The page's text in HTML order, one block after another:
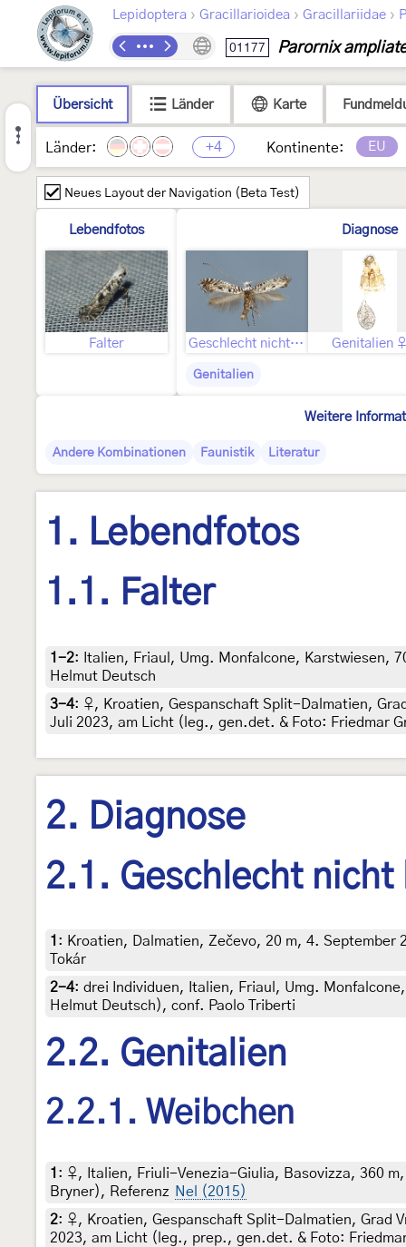
Lepidoptera › Gracillarioidea › Gracillariidae ›
01177 Parornix
Übersicht Länder Karte
Länder: +4 Kontinente: EU
Neues Layout der Navigation (Beta Test)
Lebendfotos
Falter
Diagnose
Geschlecht nicht bestimmt Genitalien ♀
Genitalien
Weitere
Andere Kombinationen Faunistik Literatur
1. Lebendfotos
1.1. Falter
1-2:
Italien, Friaul, Umg. Monfalcone, Karstwiesen,
Helmut Deutsch
3-4: ♀, Kroatien, Gespanschaft Split-Dalmatien,
Juli 2023, am Licht (leg., gen.det. & Foto: Friedmar
2. Diagnose
2.1. Geschlecht nicht
1 : Kroatien, Dalmatien, Zečevo, 20 m, 4.
Tokár
2-4: drei Individuen, Italien, Friaul, Umg.
Helmut Deutsch), conf. Paolo Triberti
2.2. Genitalien
2.2.1. Weibchen
1 : ♀, Italien, Friuli-Venezia-Giulia, Basovizza, 360
Bryner), Referenz Nel (2015)
2: ♀, Kroatien, Gespanschaft Split-Dalmatien, Grad
2023, am Licht (leg., prep., gen.det. & Foto: